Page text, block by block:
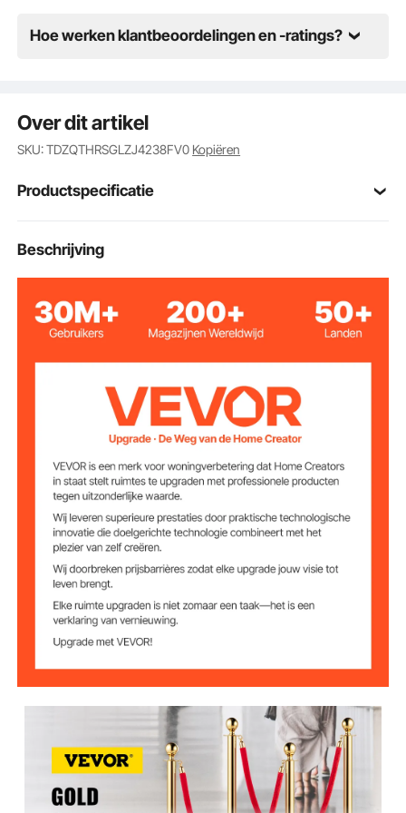
Hoe werken klantbeoordelingen en -ratings?
Over dit artikel
SKU: TDZQTHRSGLZJ4238FV0 Kopiëren
Productspecificatie
Model
Touwmateriaal flanel
rood
Totale hoogte 37,8 inch / 96 cm
Buisdiameter 2 inch / 5,1 cm
Basisdiameter 12,6 inch / 32 cm
Touwlengte
Touwdikte
Wanddikte paal 0,03 inch / 0,8 mm
24 kg
Beschrijving